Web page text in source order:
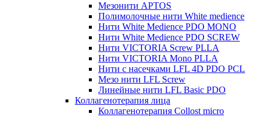
Мезонити APTOS
Полимолочные нити White medience
Нити White Medience PDO MONO
Нити White Medience PDO SCREW
Нити VICTORIA Screw PLLA
Нити VICTORIA Mono PLLA
Нити с насечками LFL 4D PDO PCL
Мезо нити LFL Screw
Линейные нити LFL Basic PDO
Коллагенотерапия лица
Коллагенотерапия Collost micro